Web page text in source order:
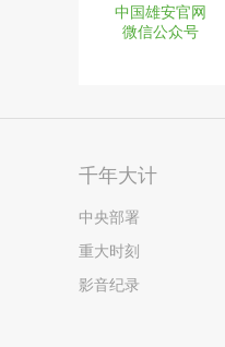
中国雄安官网
微信公众号
千年大计
中央部署
重大时刻
影音纪录